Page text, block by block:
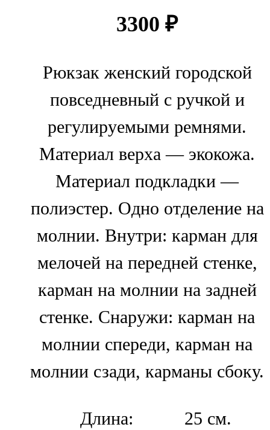
3300 ₽
Рюкзак женский городской
повседневный с ручкой и
регулируемыми ремнями.
Материал верха — экокожа.
Материал подкладки —
полиэстер. Одно отделение на
молнии. Внутри: карман для
мелочей на передней стенке,
карман на молнии на задней
стенке. Снаружи: карман на
молнии спереди, карман на
молнии сзади, карманы сбоку.
Длина:
25 см.